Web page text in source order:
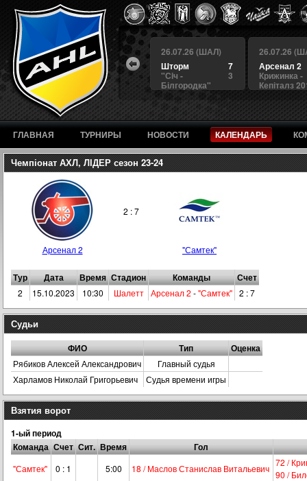
4
4
26.07.26 (ШАЛ)
3
БЕРКУТ
1
Альянс
26.07.26 (ШАЛ)
7
Шторм
3
"Сiч -
Білгородка"
26.07.26
Арсенал 2
Крижинка -
Кепіталз
ГЛАВНАЯ ТУРНИРЫ НОВОСТИ КАЛЕНДАРЬ
Чемпіонат АХЛ, ЛІДЕР сезон 23-24
2 : 7
Арсенал 2 "Самтек"
Тур Дата Время Стадион Команды Счет
2 15.10.2023 10:30 Шалетт Арсенал 2 -"Самтек" 2 : 7
Судьи
ФИО Тип Оценка
Рябиков Алексей Александрович
Главный судья
Харламов Николай Григорьевич
Судья времени игры
Взятия ворот
1-ый период
Команда Счет Сит. Время Гол
"Самтек" 0 : 1 5:00 18 / Маслов Станислав Витальевич
72 /
90 /